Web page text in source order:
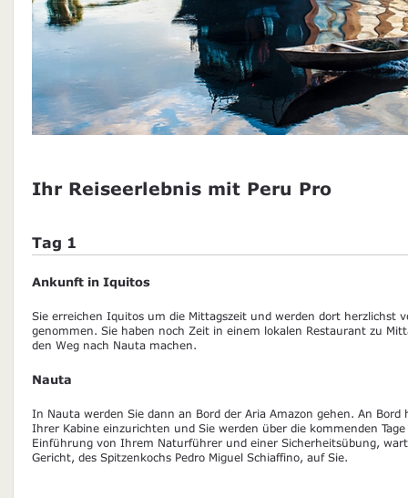
Ihr Reiseerlebnis mit Peru Pro
Tag 1
Ankunft in Iquitos
Sie erreichen Iquitos um die Mittagszeit und werden dort herzlichst
genommen. Sie haben noch Zeit in einem lokalen Restaurant zu
den Weg nach Nauta machen.
Nauta
In Nauta werden Sie dann an Bord der Aria Amazon gehen. An Bord
Ihrer Kabine einzurichten und Sie werden über die kommenden
Einführung von Ihrem Naturführer und einer Sicherheitsübung,
Gericht, des Spitzenkochs Pedro Miguel Schiaffino, auf Sie.